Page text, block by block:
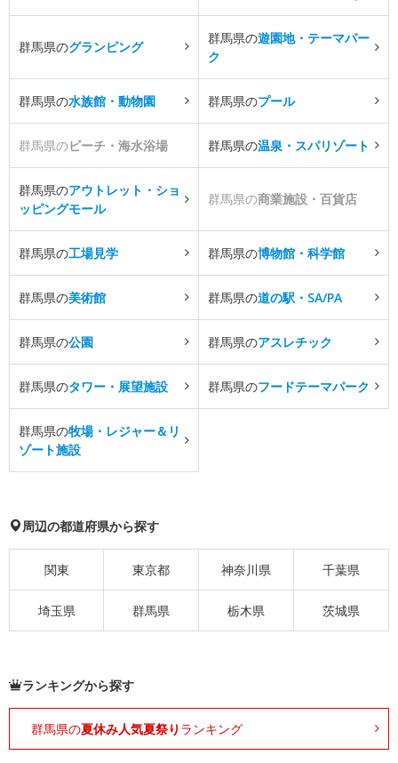
群馬県のグランピング
群馬県の遊園地・テーマパー
ク
群馬県の水族館・動物園 群馬県のプール
群馬県のビーチ・海水浴場 群馬県の温泉・スパリゾート
群馬県のアウトレット・ショ
ッピングモール
群馬県の商業施設・百貨店
群馬県の工場見学 群馬県の博物館・科学館
群馬県の美術館 群馬県の道の駅・SA/PA
群馬県の公園 群馬県のアスレチック
群馬県のタワー・展望施設 群馬県のフードテーマパーク
群馬県の牧場・レジャー＆リ
ゾート施設
周辺の都道府県から探す
関東 東京都 神奈川県 千葉県
埼玉県 群馬県 栃木県 茨城県
ランキングから探す
群馬県の夏休み人気夏祭り ランキング